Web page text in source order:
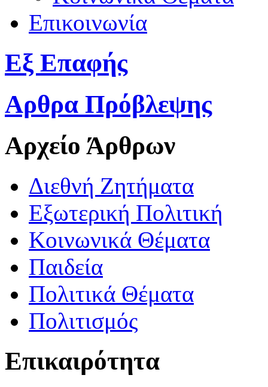
Επικοινωνία
Εξ Επαφής
Αρθρα Πρόβλεψης
Αρχείο Άρθρων
Διεθνή Ζητήματα
Εξωτερική Πολιτική
Κοινωνικά Θέματα
Παιδεία
Πολιτικά Θέματα
Πολιτισμός
Επικαιρότητα